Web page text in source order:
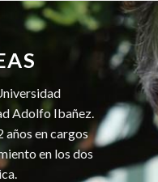
Adolfo Ibañez.
años en cargos
en los dos